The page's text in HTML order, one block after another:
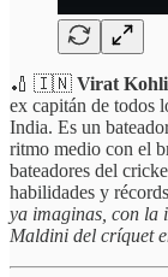
🏏 🇮🇳 Virat Kohli
ex capitán de todos
India. Es un
ritmo medio con el
bateadores del
habilidades y
ya imaginas, con la
Maldini del críquet